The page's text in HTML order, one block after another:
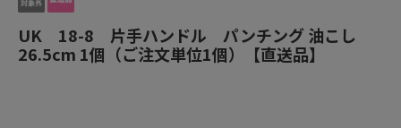
UK 18-8 片手ハンドル パンチング 油こし
26.5cm 1個（ご注文単位1個）【直送品】